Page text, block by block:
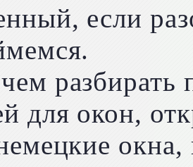
если
разбирать
для окон,